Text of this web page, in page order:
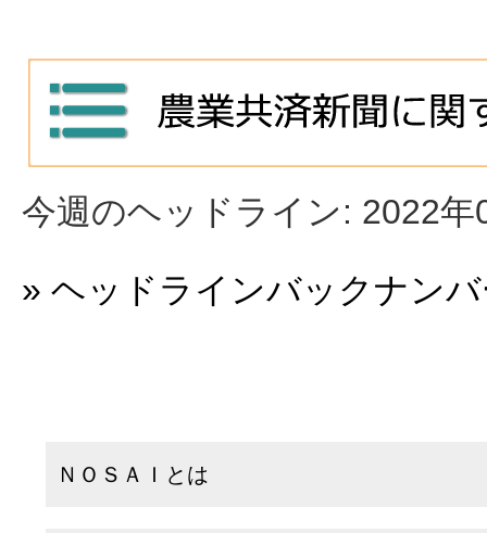
今週のヘッドライン: 2022年
» ヘッドラインバックナン
ＮＯＳＡＩとは